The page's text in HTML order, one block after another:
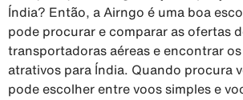
Índia? Então, a Airngo é uma boa
pode procurar e comparar as ofertas
transportadoras aéreas e encontrar
atrativos para Índia. Quando procura
pode escolher entre voos simples e